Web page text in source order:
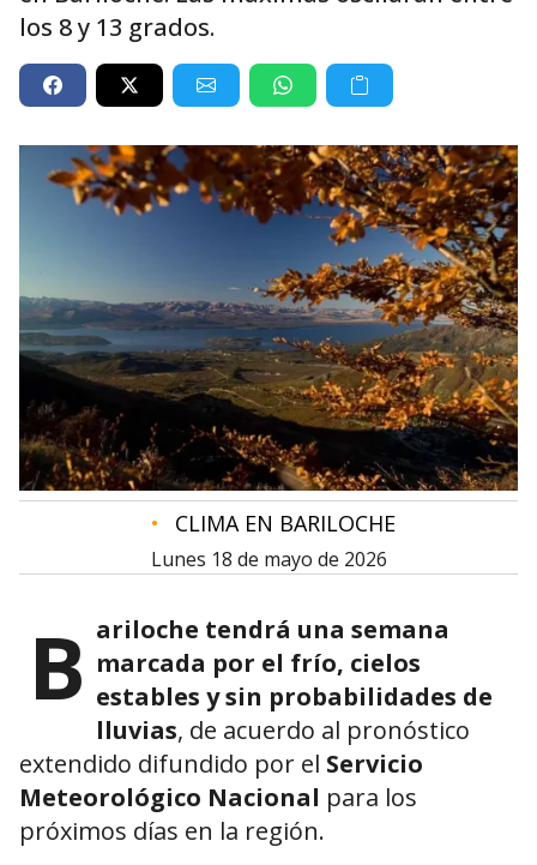
los 8 y 13 grados.
• CLIMA EN BARILOCHE
lunes 18 de mayo de 2026
B ariloche tendrá una semana
marcada por el frío, cielos
estables y sin probabilidades de
lluvias, de acuerdo al pronóstico
extendido difundido por el Servicio
Meteorológico Nacional para los
próximos días en la región.